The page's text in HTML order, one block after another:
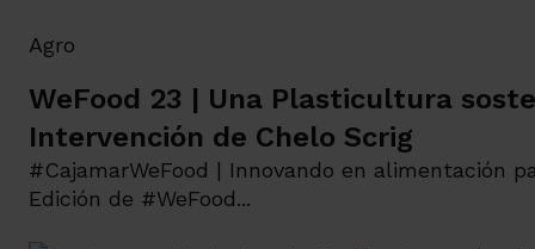
Agro
WeFood 23 | Una Plasticultura
Intervención de Chelo Scrig
#CajamarWeFood | Innovando en alimentación
Edición de #WeFood...